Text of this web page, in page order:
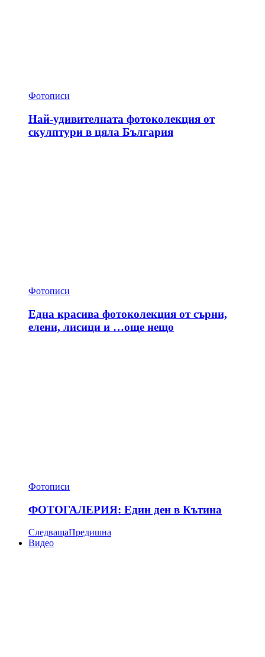
Фотописи
Най-удивителната фотоколекция от
скулптури в цяла България
Фотописи
Една красива фотоколекция от сърни,
елени, лисици и …още нещо
Фотописи
ФОТОГАЛЕРИЯ: Един ден в Кътина
СледващаПредишна
Видео